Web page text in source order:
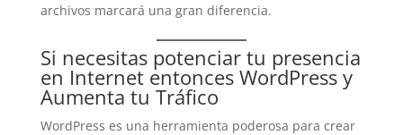
archivos marcará una gran diferencia.
Si necesitas potenciar tu presencia
en Internet entonces WordPress y
Aumenta tu Tráfico
WordPress es una herramienta poderosa para crear